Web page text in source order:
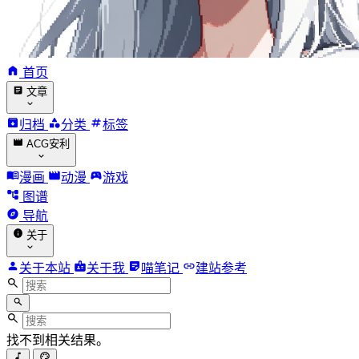
首页
文章
归档 分类 标签
ACG安利
漫画 动漫
游戏
图谱
导航
关于
关于本站 关于我 喵笔记 建站参考
找不到相关结果。